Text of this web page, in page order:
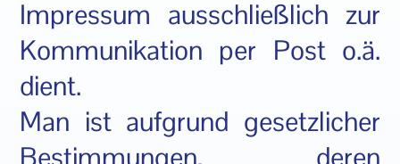
Impressum ausschließlich zur
Kommunikation per Post o.ä.
dient.
Man ist aufgrund gesetzlicher